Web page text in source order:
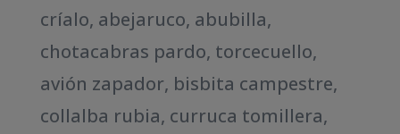
críalo, abejaruco, abubilla,
chotacabras pardo, torcecuello,
avión zapador, bisbita campestre,
collalba rubia, curruca tomillera,